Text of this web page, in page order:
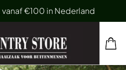
€100 in Nederland